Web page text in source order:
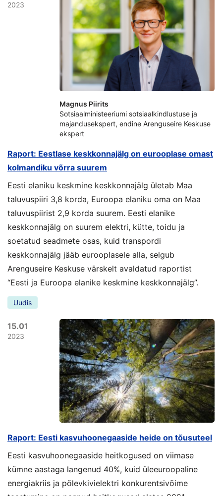
2023
Raport: Eestlase keskkonnajälg on eurooplase omast
kolmandiku võrra suurem
Eesti elaniku keskmine keskkonnajälg ületab Maa
taluvuspiiri 3,8 korda, Euroopa elaniku oma on Maa
taluvuspiirist 2,9 korda suurem. Eesti elanike
keskkonnajälg on suurem elektri, kütte, toidu ja
soetatud seadmete osas, kuid transpordi
keskkonnajälg jääb eurooplasele alla, selgub
Arenguseire Keskuse värskelt avaldatud raportist
“Eesti ja Euroopa elanike keskmine keskkonnajälg”.
Uudis
Magnus Piirits
Sotsiaalministeeriumi sotsiaalkindlustuse ja
majandusekspert, endine Arenguseire Keskuse
ekspert
15.01
2023
Raport: Eesti kasvuhoonegaaside heide on tõusuteel
Eesti kasvuhoonegaaside heitkogused on viimase
kümne aastaga langenud 40%, kuid üleeuroopaline
energiakriis ja põlevkivielektri konkurentsivõime